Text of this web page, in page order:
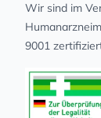
Wir sind im
9001